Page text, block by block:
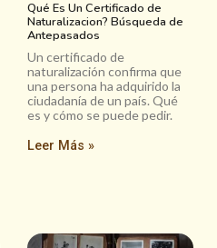
Qué Es Un Certificado de
Naturalizacion? Búsqueda de
Antepasados
Un certificado de
naturalización confirma que
una persona ha adquirido la
ciudadanía de un país. Qué
es y cómo se puede pedir.
Leer Más »